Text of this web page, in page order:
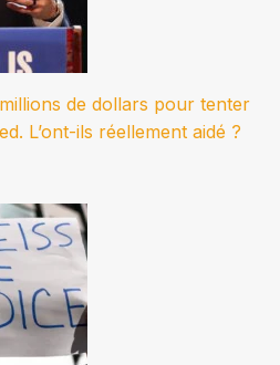
millions de dollars pour tenter
L’ont-ils réellement aidé ?